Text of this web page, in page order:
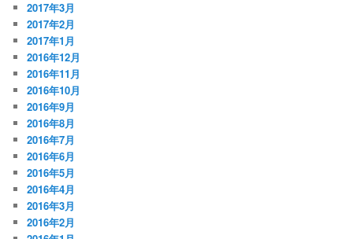
2017年3月
2017年2月
2017年1月
2016年12月
2016年11月
2016年10月
2016年9月
2016年8月
2016年7月
2016年6月
2016年5月
2016年4月
2016年3月
2016年2月